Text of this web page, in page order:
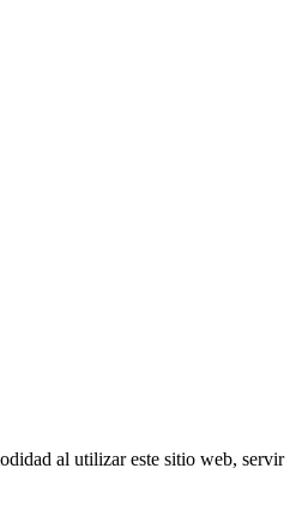
al utilizar este sitio web, servir